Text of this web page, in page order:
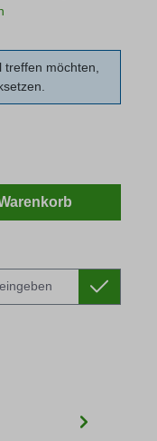
möchten,
gewünschten